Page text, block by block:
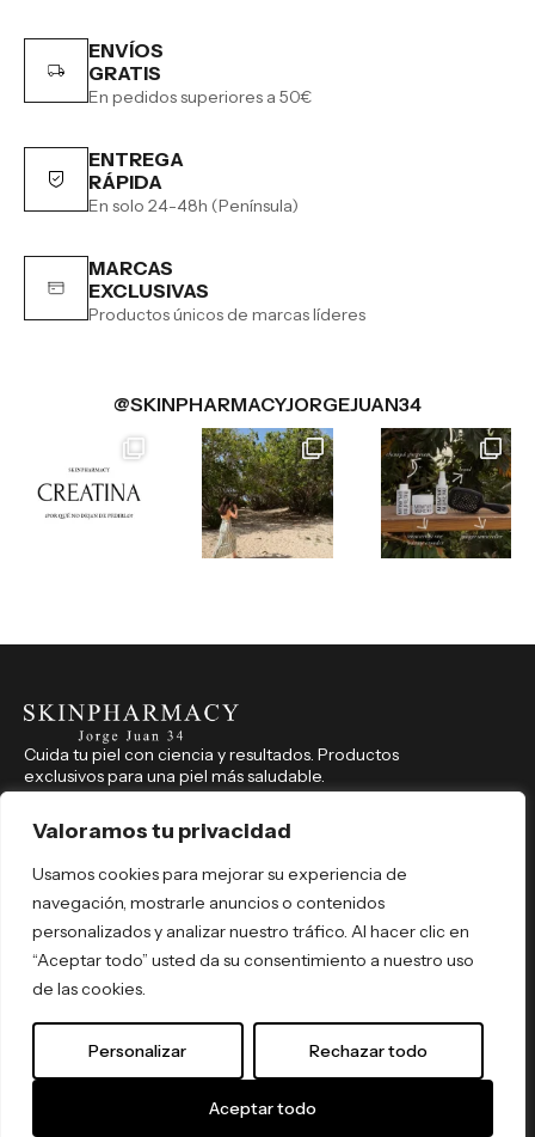
Valoramos tu privacidad
Usamos cookies para mejorar su experiencia de
navegación, mostrarle anuncios o contenidos
personalizados y analizar nuestro tráfico. Al hacer clic en
“Aceptar todo” usted da su consentimiento a nuestro uso
de las cookies.
Personalizar Rechazar todo
Aceptar todo
ENVÍOS
GRATIS
En pedidos superiores a 50€
ENTREGA
RÁPIDA
En solo 24-48h (Península)
MARCAS
EXCLUSIVAS
Productos únicos de marcas líderes
@SKINPHARMACYJORGEJUAN34
Cuida tu piel con ciencia y resultados. Productos
exclusivos para una piel más saludable.
914 350 541
Jorge Juan, 34, Madrid (Madrid), 28001
REDES SOCIALES
skinpharmacyjorgejuan34
skinpharmacyjorgejuan34
Por necesidad
Política de Privacidad
© 2026 Skin Pharmacy. Todos los
derechos reservados. By